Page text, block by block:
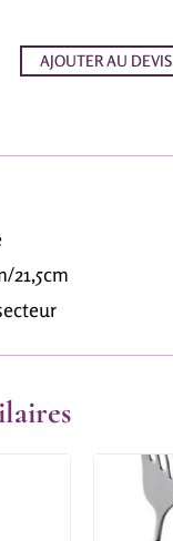
AJOUTER AU DEVIS
21,5cm